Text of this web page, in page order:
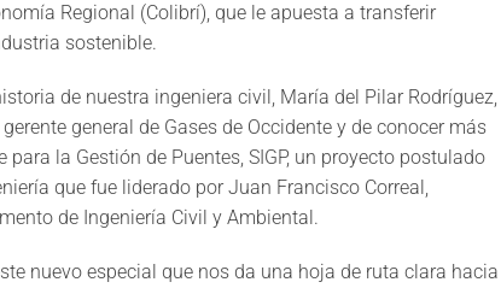
Regional (Colibrí), que le apuesta a transferir
sostenible.
de nuestra ingeniera civil, María del Pilar Rodríguez,
general de Gases de Occidente y de conocer más
para la Gestión de Puentes, SIGP, un proyecto postulado
que fue liderado por Juan Francisco Correal,
de Ingeniería Civil y Ambiental.
nuevo especial que nos da una hoja de ruta clara hacia